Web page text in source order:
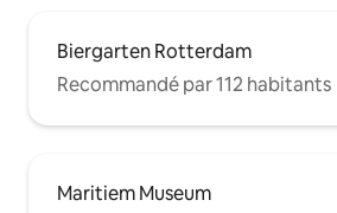
Biergarten Rotterdam
Recommandé par 112 habitants
Maritiem Museum